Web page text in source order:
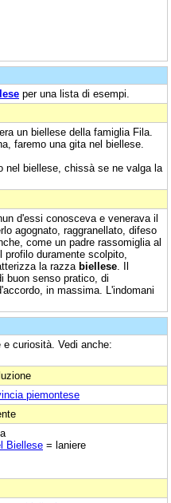
per una lista di esempi.
un biellese della famiglia Fila.
faremo una gita nel biellese.
nel biellese, chissà se ne valga la
d'essi conosceva e venerava il
agognato, raggranellato, difeso
come un padre rassomiglia al
duramente scolpito,
la razza biellese . Il
buon senso pratico, di
in massima. L'indomani
curiosità. Vedi anche:
piemontese
Biellese = laniere